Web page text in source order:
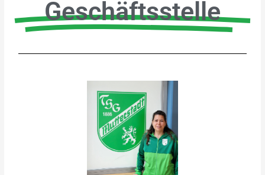
Geschäftsstelle